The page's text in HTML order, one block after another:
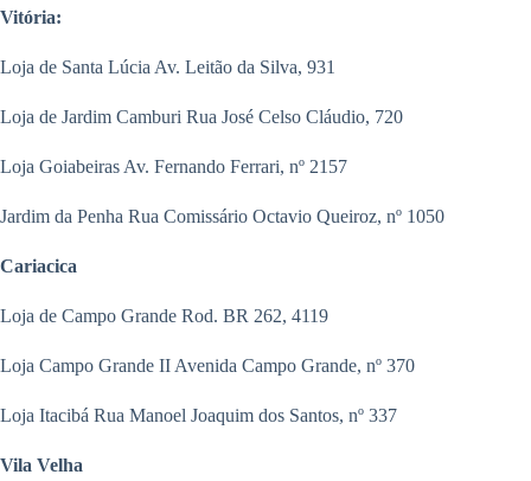
Vitória:
Loja de Santa Lúcia Av. Leitão da Silva, 931
Loja de Jardim Camburi Rua José Celso Cláudio, 720
Loja Goiabeiras Av. Fernando Ferrari, nº 2157
Jardim da Penha Rua Comissário Octavio Queiroz, nº 1050
Cariacica
Loja de Campo Grande Rod. BR 262, 4119
Loja Campo Grande II Avenida Campo Grande, nº 370
Loja Itacibá Rua Manoel Joaquim dos Santos, nº 337
Vila Velha